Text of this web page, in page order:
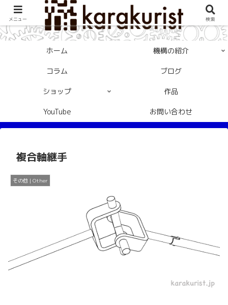
ホーム 機構の紹介
コラム ブログ
ショップ 作品
YouTube お問い合わせ
複合軸継手
その他 | Other
メニュー 検索